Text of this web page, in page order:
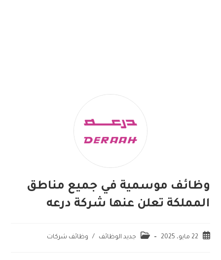
وظائف موسمية في جميع مناطق
المملكة تعلن عنها شركة درعه
22 مايو، 2025 جديد الوظائف / وظائف شركات